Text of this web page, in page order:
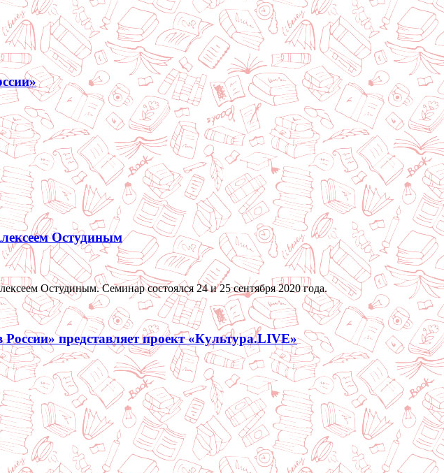
Остудиным
Остудиным. Семинар состоялся 24 и 25 сентября 2020 года.
представляет проект «Культура.LIVE»